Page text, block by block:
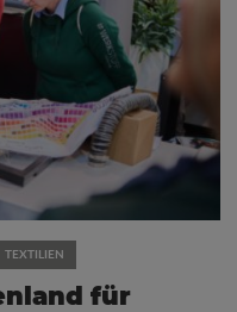
TEXTILIEN
für